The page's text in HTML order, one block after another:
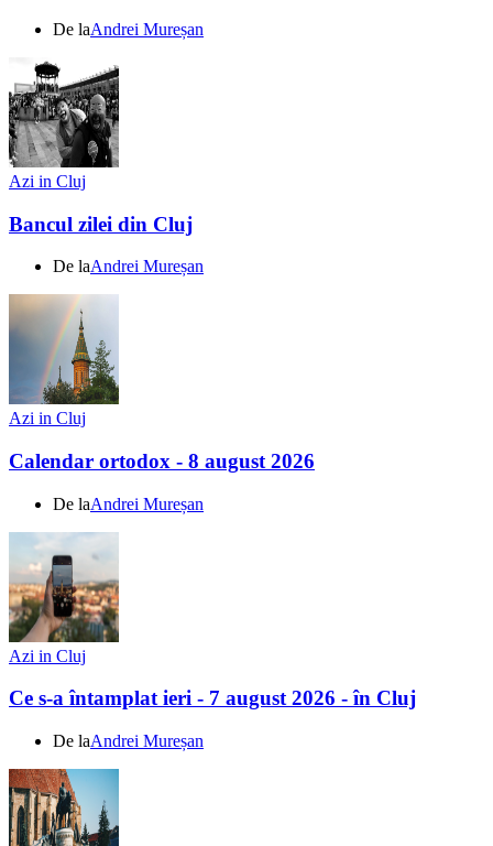
De laAndrei Mureșan
Azi in Cluj
Bancul zilei din Cluj
De laAndrei Mureșan
Azi in Cluj
Calendar ortodox - 8 august 2026
De laAndrei Mureșan
Azi in Cluj
Ce s-a întamplat ieri - 7 august 2026 - în Cluj
De laAndrei Mureșan